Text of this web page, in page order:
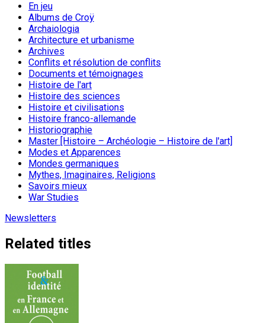
En jeu
Albums de Croÿ
Archaiologia
Architecture et urbanisme
Archives
Conflits et résolution de conflits
Documents et témoignages
Histoire de l'art
Histoire des sciences
Histoire et civilisations
Histoire franco-allemande
Historiographie
Master [Histoire – Archéologie – Histoire de l'art]
Modes et Apparences
Mondes germaniques
Mythes, Imaginaires, Religions
Savoirs mieux
War Studies
Newsletters
Related titles